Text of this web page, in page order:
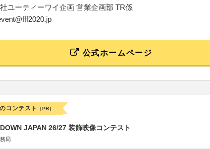
ユーティーワイ企画 営業企画部 TR係
公式ホームページ
コンテスト [PR]
JAPAN 26/27 装飾映像コンテスト
局